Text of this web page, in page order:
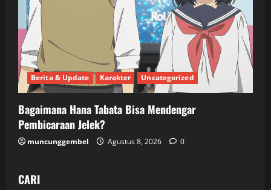
Berita & Update Karakter Uncategorized
Bagaimana Hana Tabata Bisa Mendengar
Pembicaraan Jelek?
muncunggembel Agustus 8, 2026 0
CARI